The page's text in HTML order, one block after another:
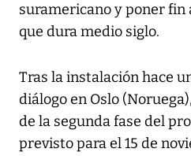
suramericano y poner
que dura medio siglo.
Tras la instalación hace
diálogo en Oslo
de la segunda fase del
previsto para el 15 de